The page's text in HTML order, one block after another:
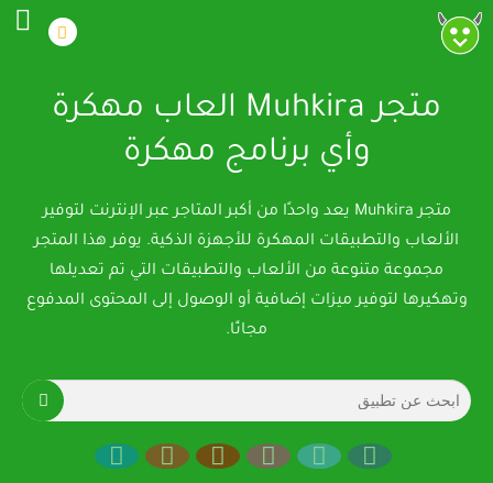
متجر Muhkira العاب مهكرة
وأي برنامج مهكرة
متجر Muhkira يعد واحدًا من أكبر المتاجر عبر الإنترنت لتوفير
الألعاب والتطبيقات المهكرة للأجهزة الذكية. يوفر هذا المتجر
مجموعة متنوعة من الألعاب والتطبيقات التي تم تعديلها
وتهكيرها لتوفير ميزات إضافية أو الوصول إلى المحتوى المدفوع
مجانًا.